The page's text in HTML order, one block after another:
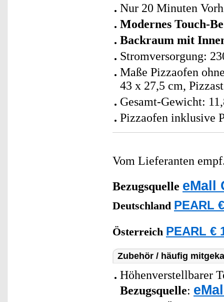
Nur 20 Minuten
Modernes Touch-
Backraum mit
Stromversorgung:
Maße Pizzaofen
43 x 27,5 cm,
Gesamt-Gewicht:
Pizzaofen inklusive
Vom Lieferanten
Bezugsquelle eMall
Deutschland PEARL
Österreich PEARL €
Zubehör / häufig
Höhenverstellbarer
Bezugsquelle: